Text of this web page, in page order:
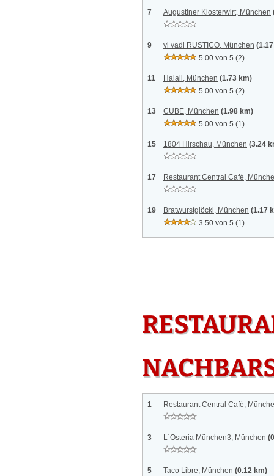
7 Augustiner Klosterwirt, München
9 vi vadi RUSTICO, München
5.00 von 5 (2)
11 Halali, München (1.73 km)
5.00 von 5 (2)
13 CUBE, München (1.98 km)
5.00 von 5 (1)
15 1804 Hirschau, München (3.24
17 Restaurant Central Café,
19 Bratwurstglöckl, München (1.17
3.50 von 5 (1)
1 Restaurant Central Café,
3 L´Osteria München3, München
5 Taco Libre, München (0.12 km)